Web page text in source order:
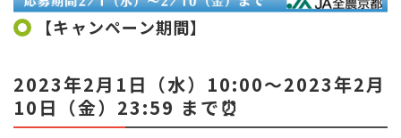
【キャンペーン期間】
2023年2月1日（水）10:00～2023年2月
10日（金） 23:59 まで⏰